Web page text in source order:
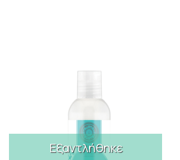
Εξαντλήθηκε